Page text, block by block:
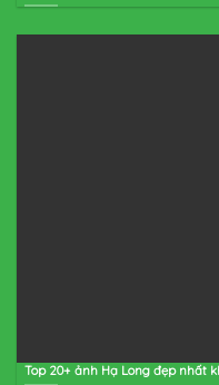
Top 20+ ảnh Hạ Long đẹp nhất